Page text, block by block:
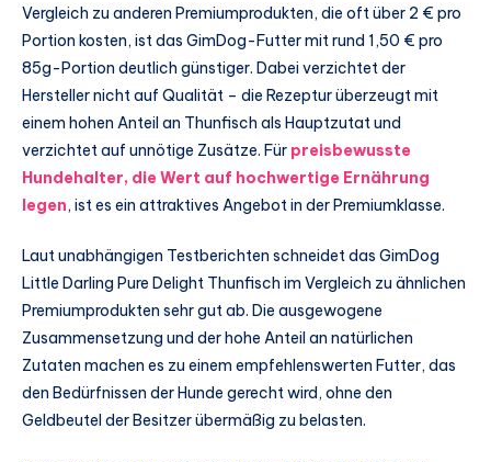
Vergleich zu anderen Premiumprodukten, die oft über 2 € pro
Portion kosten, ist das GimDog-Futter mit rund 1,50 € pro
85g-Portion deutlich günstiger. Dabei verzichtet der
Hersteller nicht auf Qualität – die Rezeptur überzeugt mit
einem hohen Anteil an Thunfisch als Hauptzutat und
verzichtet auf unnötige Zusätze. Für preisbewusste
Hundehalter, die Wert auf hochwertige Ernährung
legen, ist es ein attraktives Angebot in der Premiumklasse.
Laut unabhängigen Testberichten schneidet das GimDog
Little Darling Pure Delight Thunfisch im Vergleich zu ähnlichen
Premiumprodukten sehr gut ab. Die ausgewogene
Zusammensetzung und der hohe Anteil an natürlichen
Zutaten machen es zu einem empfehlenswerten Futter, das
den Bedürfnissen der Hunde gerecht wird, ohne den
Geldbeutel der Besitzer übermäßig zu belasten.